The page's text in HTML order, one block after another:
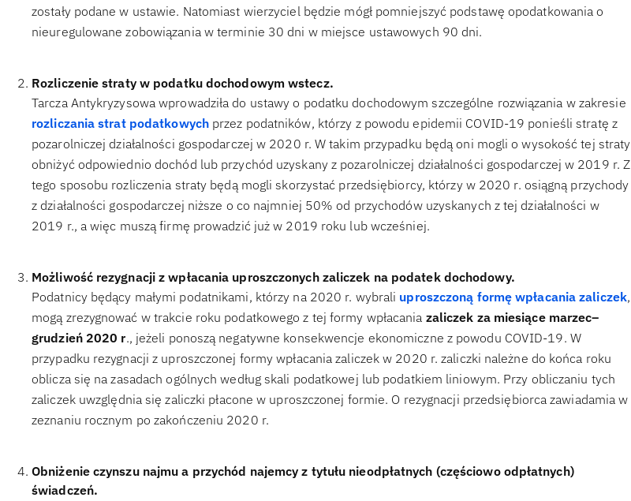
zostały podane w ustawie. Natomiast wierzyciel będzie mógł pomniejszyć podstawę opodatkowania o
nieuregulowane zobowiązania w terminie 30 dni w miejsce ustawowych 90 dni.
Rozliczenie straty w podatku dochodowym wstecz.
Tarcza Antykryzysowa wprowadziła do ustawy o podatku dochodowym szczególne rozwiązania w zakresie
rozliczania strat podatkowych przez podatników, którzy z powodu epidemii COVID-19 ponieśli stratę z
pozarolniczej działalności gospodarczej w 2020 r. W takim przypadku będą oni mogli o wysokość tej straty
obniżyć odpowiednio dochód lub przychód uzyskany z pozarolniczej działalności gospodarczej w 2019 r. Z
tego sposobu rozliczenia straty będą mogli skorzystać przedsiębiorcy, którzy w 2020 r. osiągną przychody
z działalności gospodarczej niższe o co najmniej 50% od przychodów uzyskanych z tej działalności w
2019 r., a więc muszą firmę prowadzić już w 2019 roku lub wcześniej.
Możliwość rezygnacji z wpłacania uproszczonych zaliczek na podatek dochodowy.
Podatnicy będący małymi podatnikami, którzy na 2020 r. wybrali uproszczoną formę wpłacania zaliczek,
mogą zrezygnować w trakcie roku podatkowego z tej formy wpłacania zaliczek za miesiące marzec–
grudzień 2020 r., jeżeli ponoszą negatywne konsekwencje ekonomiczne z powodu COVID-19. W
przypadku rezygnacji z uproszczonej formy wpłacania zaliczek w 2020 r. zaliczki należne do końca roku
oblicza się na zasadach ogólnych według skali podatkowej lub podatkiem liniowym. Przy obliczaniu tych
zaliczek uwzględnia się zaliczki płacone w uproszczonej formie. O rezygnacji przedsiębiorca zawiadamia w
zeznaniu rocznym po zakończeniu 2020 r.
Obniżenie czynszu najmu a przychód najemcy z tytułu nieodpłatnych (częściowo odpłatnych)
świadczeń.